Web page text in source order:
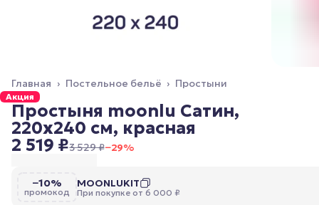
Простыни
Постельное бельё ›
Главная ›
Акция
Простыня moonlu Сатин,
220x240 см, красная
2 519 ₽3 529 ₽−29%
−10%
промокод
MOONLUKIT
При покупке от 6 000 ₽